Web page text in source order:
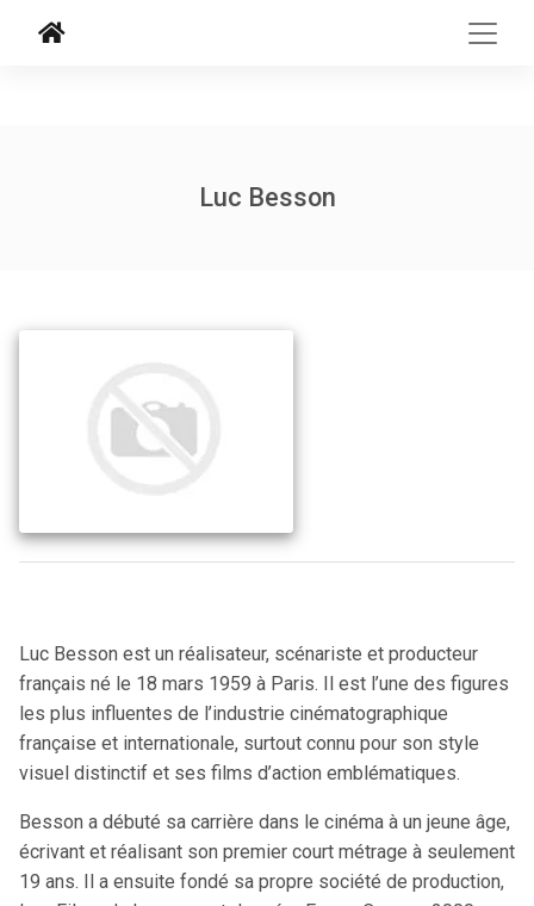
Luc Besson
Luc Besson est un réalisateur, scénariste et producteur
français né le 18 mars 1959 à Paris. Il est l’une des figures
les plus influentes de l’industrie cinématographique
française et internationale, surtout connu pour son style
visuel distinctif et ses films d’action emblématiques.
Besson a débuté sa carrière dans le cinéma à un jeune âge,
écrivant et réalisant son premier court métrage à seulement
19 ans. Il a ensuite fondé sa propre société de production,